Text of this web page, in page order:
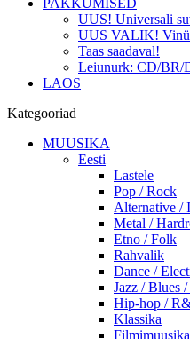
PAKKUMISED
UUS! Universali
UUS VALIK!
Taas saadaval!
Leiunurk: CD/BR/
LAOS
Kategooriad
MUUSIKA
Eesti
Lastele
Pop / Rock
Alternative /
Metal /
Etno / Folk
Rahvalik
Dance /
Jazz / Blues
Hip-hop /
Klassika
Filmimuusika